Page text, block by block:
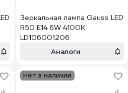
Зеркальная лампа Gauss LED
R50 E14 6W 4100K
LD106001206
Аналоги
Нет в наличии